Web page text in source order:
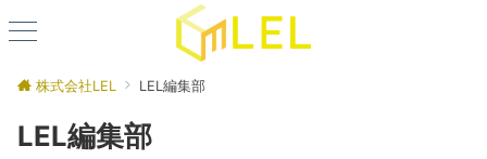
株式会社LEL LEL編集部
LEL編集部